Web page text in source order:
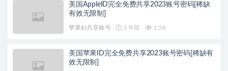
美国AppleID完全免费共享2023账号密码[稀缺
有效无限制]
苹果ID共享账号 3 年前 1.5K
美国苹果ID完全免费共享2023账号密码[稀缺有
效无限制]